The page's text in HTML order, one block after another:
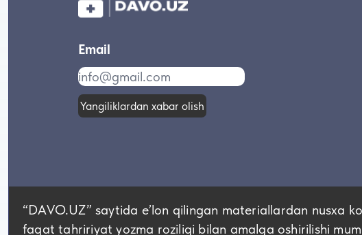
Email
Yangiliklardan xabar olish
“DAVO.UZ” saytida eʼlon qilingan materiallardan nusxa
faqat tahririyat yozma roziligi bilan amalga oshirilishi